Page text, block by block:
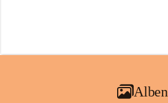
Alben